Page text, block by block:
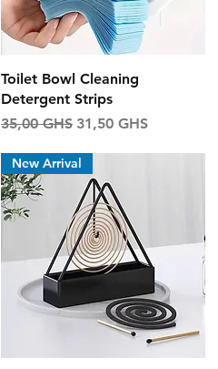
Aperçu rapide
Toilet Bowl Cleaning
Detergent Strips
Prix original
35,00 GHS Prix promotionnel
31,50 GHS
New Arrival